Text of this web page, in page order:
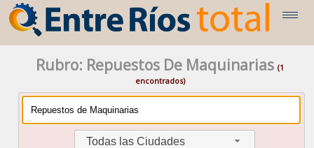
Rubro: Repuestos De Maquinarias(1
encontrados)
Todas las Ciudades